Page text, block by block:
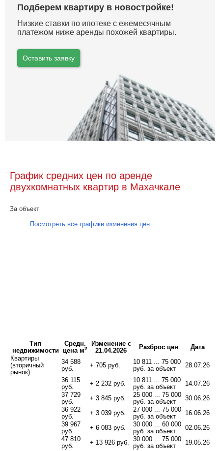
Подберем квартиру в новостройке!
Низкие ставки по ипотеке с ежемесячным
платежом ниже аренды похожей квартиры.
Оставить заявку
График средних цен по аренде
двухкомнатных квартир в Махачкале
За объект
Посмотреть все графики изменения цен
Тип
недвижимости
Средн.
цена м2
Изменение с
21.04.2026
Разброс цен
Дата
Квартиры
(вторичный
рынок)
34 588
руб.
+ 705 руб.
10 811 ... 75 000
руб. за объект
28.07.26
36 115
руб.
+ 2 232 руб.
10 811 ... 75 000
руб. за объект
14.07.26
37 729
руб.
+ 3 845 руб.
25 000 ... 75 000
руб. за объект
30.06.26
36 922
руб.
+ 3 039 руб.
27 000 ... 75 000
руб. за объект
16.06.26
39 967
руб.
+ 6 083 руб.
30 000 ... 60 000
руб. за объект
02.06.26
47 810
руб.
+ 13 926 руб. 30 000 ... 75 000
руб. за объект
19.05.26